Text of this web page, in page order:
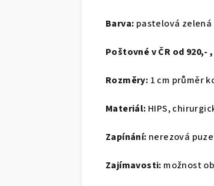
Barva: pastelová zelená
Poštovné v ČR od 920,-
Rozměry: 1 cm průměr
Materiál: HIPS,
Zapínání: nerezová
Zajímavosti: možnost